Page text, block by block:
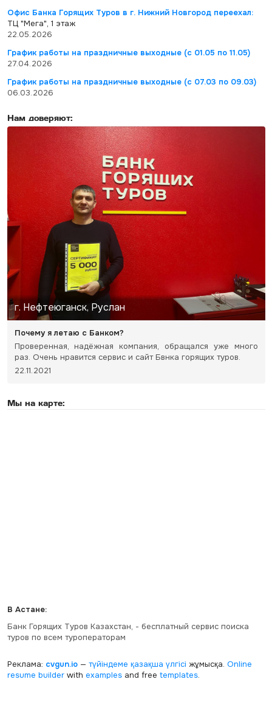
Офис Банка Горящих Туров в г. Нижний Новгород переехал:
ТЦ "Мега", 1 этаж
22.05.2026
График работы на праздничные выходные (с 01.05 по 11.05)
27.04.2026
График работы на праздничные выходные (с 07.03 по 09.03)
06.03.2026
Нам доверяют:
г. Нефтеюганск, Руслан
Почему я летаю с Банком?
Проверенная, надёжная компания, обращался уже много
раз. Очень нравится сервис и сайт Бвнка горящих туров.
22.11.2021
Мы на карте:
В Астане:
Банк Горящих Туров Казахстан, - бесплатный сервис поиска
туров по всем туроператорам
Реклама: cvgun.io— түйіндеме қазақша үлгісі жұмысқа. Online
resume builderwith examplesand free templates.